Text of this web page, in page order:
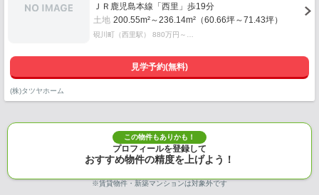
ＪＲ鹿児島本線「西里」歩19分
土地 200.55m²～236.14m²（60.66坪～71.43坪）
硯川町（西里駅） 880万円～…
見学予約(無料)
(株)タツヤホーム
この物件もありかも！
プロフィールを登録して
おすすめ物件の精度を上げよう！
※賃貸物件・新築マンションは対象外です